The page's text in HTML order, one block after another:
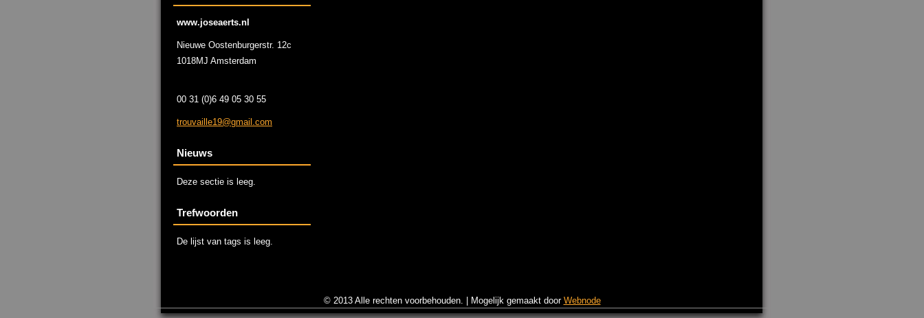
www.joseaerts.nl
Nieuwe Oostenburgerstr. 12c
1018MJ Amsterdam
00 31 (0)6 49 05 30 55
trouvail le19@gmail.com
Nieuws
Deze sectie is leeg.
Trefwoorden
De lijst van tags is leeg.
© 2013 Alle rechten voorbehouden. Mogelijk gemaakt door Webnode